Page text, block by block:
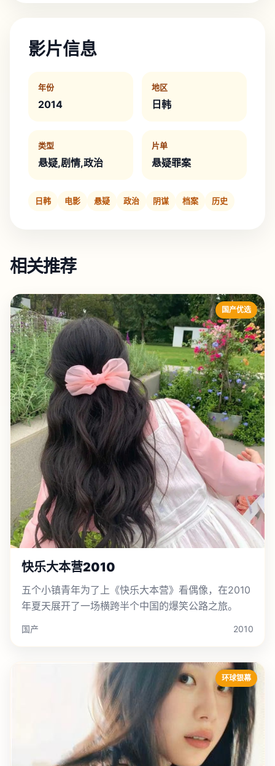
影片信息
年份
2014
地区
日韩
类型
悬疑,剧情,政治
片单
悬疑罪案
日韩 电影 悬疑 政治 阴谋 档案 历史
相关推荐
国产优选
快乐大本营2010
五个小镇青年为了上《快乐大本营》看偶像，在2010
年夏天展开了一场横跨半个中国的爆笑公路之旅。
国产 2010
环球银幕